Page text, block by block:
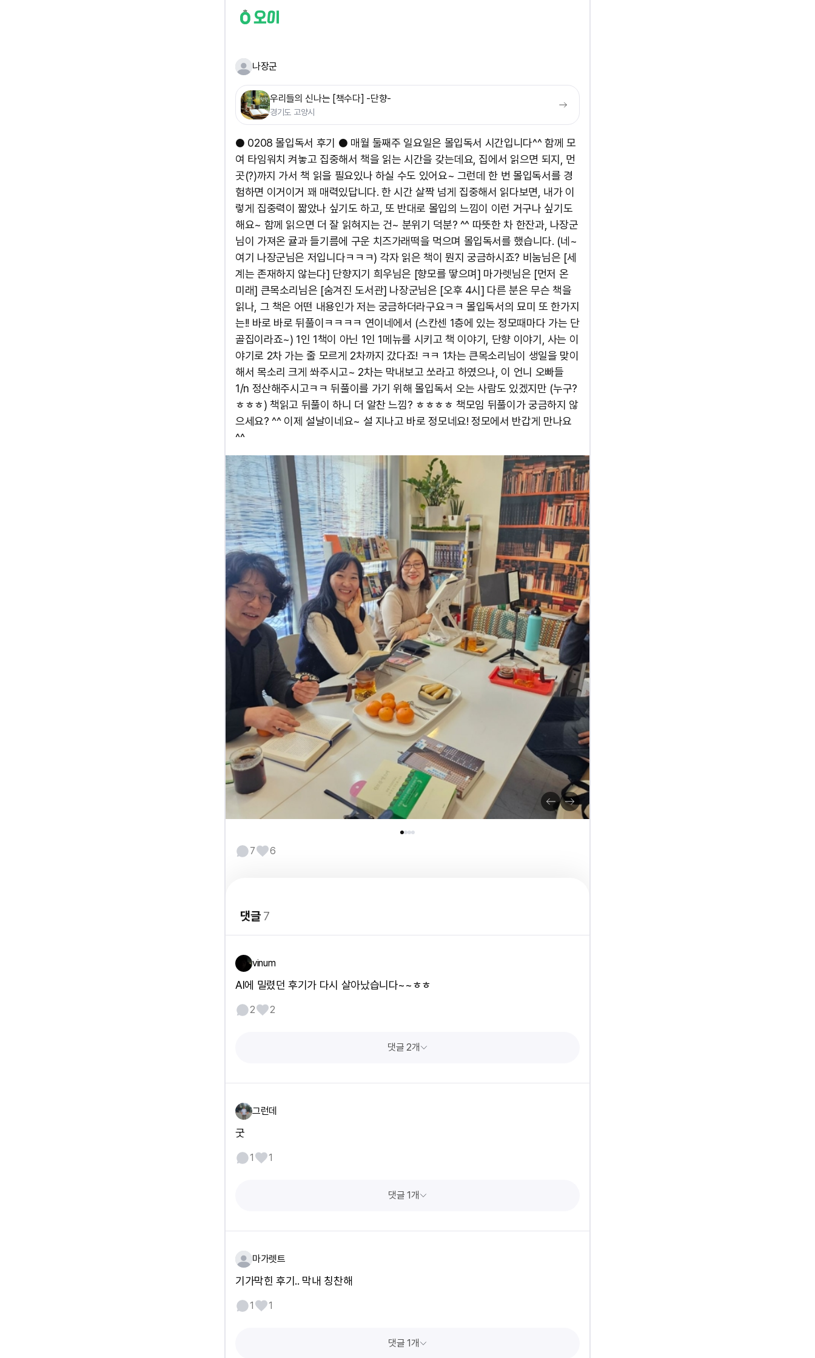
나장군
우리들의 신나는 [책수다] -단향-
경기도 고양시
● 0208 몰입독서 후기 ● 매월 둘째주 일요일은 몰입독서 시간입니다^^ 함께 모
여 타임워치 켜놓고 집중해서 책을 읽는 시간을 갖는데요, 집에서 읽으면 되지, 먼
곳(?)까지 가서 책 읽을 필요있나 하실 수도 있어요~ 그런데 한 번 몰입독서를 경
험하면 이거이거 꽤 매력있답니다. 한 시간 살짝 넘게 집중해서 읽다보면, 내가 이
렇게 집중력이 짧았나 싶기도 하고, 또 반대로 몰입의 느낌이 이런 거구나 싶기도
해요~ 함께 읽으면 더 잘 읽혀지는 건~ 분위기 덕분? ^^ 따뜻한 차 한잔과, 나장군
님이 가져온 귤과 들기름에 구운 치즈가래떡을 먹으며 몰입독서를 했습니다. (네~
여기 나장군님은 저입니다ㅋㅋㅋ) 각자 읽은 책이 뭔지 궁금하시죠? 비눔님은 [세
계는 존재하지 않는다] 단향지기 희우님은 [향모를 땋으며] 마가렛님은 [먼저 온
미래] 큰목소리님은 [숨겨진 도서관] 나장군님은 [오후 4시] 다른 분은 무슨 책을
읽나, 그 책은 어떤 내용인가 저는 궁금하더라구요ㅋㅋ 몰입독서의 묘미 또 한가지
는!! 바로 바로 뒤풀이ㅋㅋㅋㅋ 연이네에서 (스칸센 1층에 있는 정모때마다 가는 단
골집이라죠~) 1인 1책이 아닌 1인 1메뉴를 시키고 책 이야기, 단향 이야기, 사는 이
야기로 2차 가는 줄 모르게 2차까지 갔다죠! ㅋㅋ 1차는 큰목소리님이 생일을 맞이
해서 목소리 크게 쏴주시고~ 2차는 막내보고 쏘라고 하였으나, 이 언니 오빠들
1/n 정산해주시고ㅋㅋ 뒤풀이를 가기 위해 몰입독서 오는 사람도 있겠지만 (누구?
ㅎㅎㅎ) 책읽고 뒤풀이 하니 더 알찬 느낌? ㅎㅎㅎㅎ 책모임 뒤풀이가 궁금하지 않
으세요? ^^ 이제 설날이네요~ 설 지나고 바로 정모네요! 정모에서 반갑게 만나요
^^
7 6
댓글7
vinum
AI에 밀렸던 후기가 다시 살아났습니다~~ㅎㅎ
2 2
댓글 2개
그런데
굿
1 1
댓글 1개
마가렛트
기가막힌 후기.. 막내 칭찬해
1 1
댓글 1개